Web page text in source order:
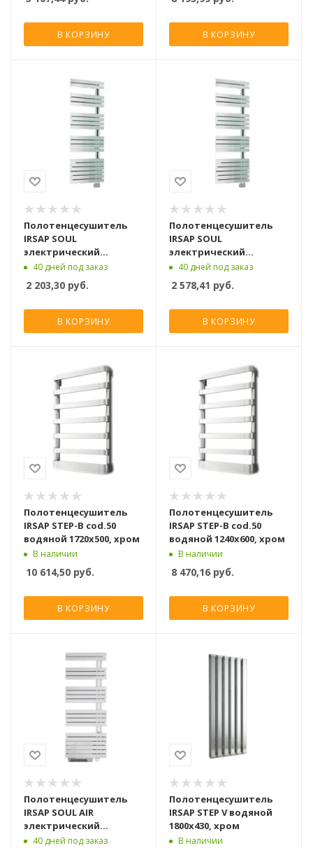
В КОРЗИНУ В КОРЗИНУ
Полотенцесушитель
IRSAP SOUL
электрический
1418x550, белый
40 дней под заказ
2 203,30 руб.
В КОРЗИНУ
Полотенцесушитель
IRSAP SOUL
электрический
1754x550, белый
40 дней под заказ
2 578,41 руб.
В КОРЗИНУ
Полотенцесушитель
IRSAP STEP-B cod.50
водяной 1720x500, хром
В наличии
10 614,50 руб.
В КОРЗИНУ
Полотенцесушитель
IRSAP STEP-B cod.50
водяной 1240x600, хром
В наличии
8 470,16 руб.
В КОРЗИНУ
Полотенцесушитель
IRSAP SOUL AIR
электрический
1418x550, белый
40 дней под заказ
Полотенцесушитель
IRSAP STEP V водяной
1800x430, хром
В наличии